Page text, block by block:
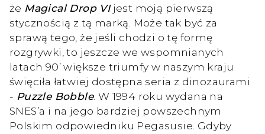
że Magical Drop VIjest moją pierwszą
stycznością z tą marką. Może tak być za
sprawą tego, że jeśli chodzi o tę formę
rozgrywki, to jeszcze we wspomnianych
latach 90’ większe triumfy w naszym kraju
święciła łatwiej dostępna seria z dinozaurami
- Puzzle Bobble. W 1994 roku wydana na
SNES’a i na jego bardziej powszechnym
Polskim odpowiedniku Pegasusie. Gdyby